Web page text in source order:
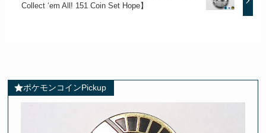
Collect ‘em All! 151 Coin Set Hope】
ポケモンコインPickup